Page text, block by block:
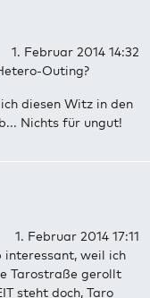
1. Februar 2014 14:32
Outing?
diesen Witz in den
Nichts für ungut!
1. Februar 2014 17:11
interessant, weil ich
Tarostraße gerollt
steht doch, Taro